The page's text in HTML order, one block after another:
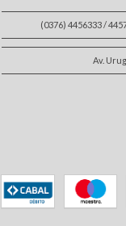
(0376) 4456333 /
Av.